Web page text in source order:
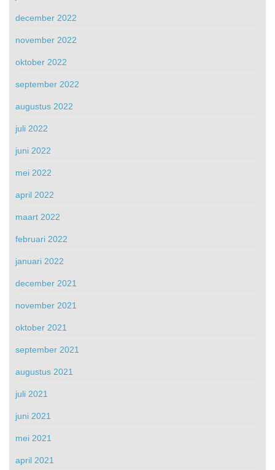
december 2022
november 2022
oktober 2022
september 2022
augustus 2022
juli 2022
juni 2022
mei 2022
april 2022
maart 2022
februari 2022
januari 2022
december 2021
november 2021
oktober 2021
september 2021
augustus 2021
juli 2021
juni 2021
mei 2021
april 2021